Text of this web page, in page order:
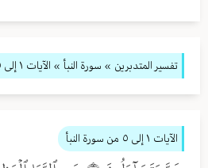
تفسير المتدبرين » سورة النبأ » الآيات ١ إلى ٥
الآيات ١ إلى ٥ من سورة النبأ